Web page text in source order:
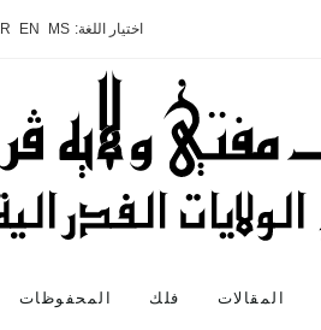
اختيار اللغة: MS
EN
المقالات فلك المحفوظات